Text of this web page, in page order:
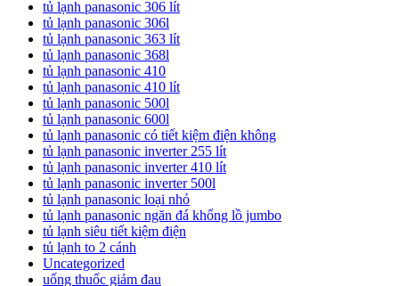
tủ lạnh panasonic 306 lít
tủ lạnh panasonic 306l
tủ lạnh panasonic 363 lít
tủ lạnh panasonic 368l
tủ lạnh panasonic 410
tủ lạnh panasonic 410 lít
tủ lạnh panasonic 500l
tủ lạnh panasonic 600l
tủ lạnh panasonic có tiết kiệm điện không
tủ lạnh panasonic inverter 255 lít
tủ lạnh panasonic inverter 410 lít
tủ lạnh panasonic inverter 500l
tủ lạnh panasonic loại nhỏ
tủ lạnh panasonic ngăn đá khổng lồ jumbo
tủ lạnh siêu tiết kiệm điện
tủ lạnh to 2 cánh
Uncategorized
uống thuốc giảm đau